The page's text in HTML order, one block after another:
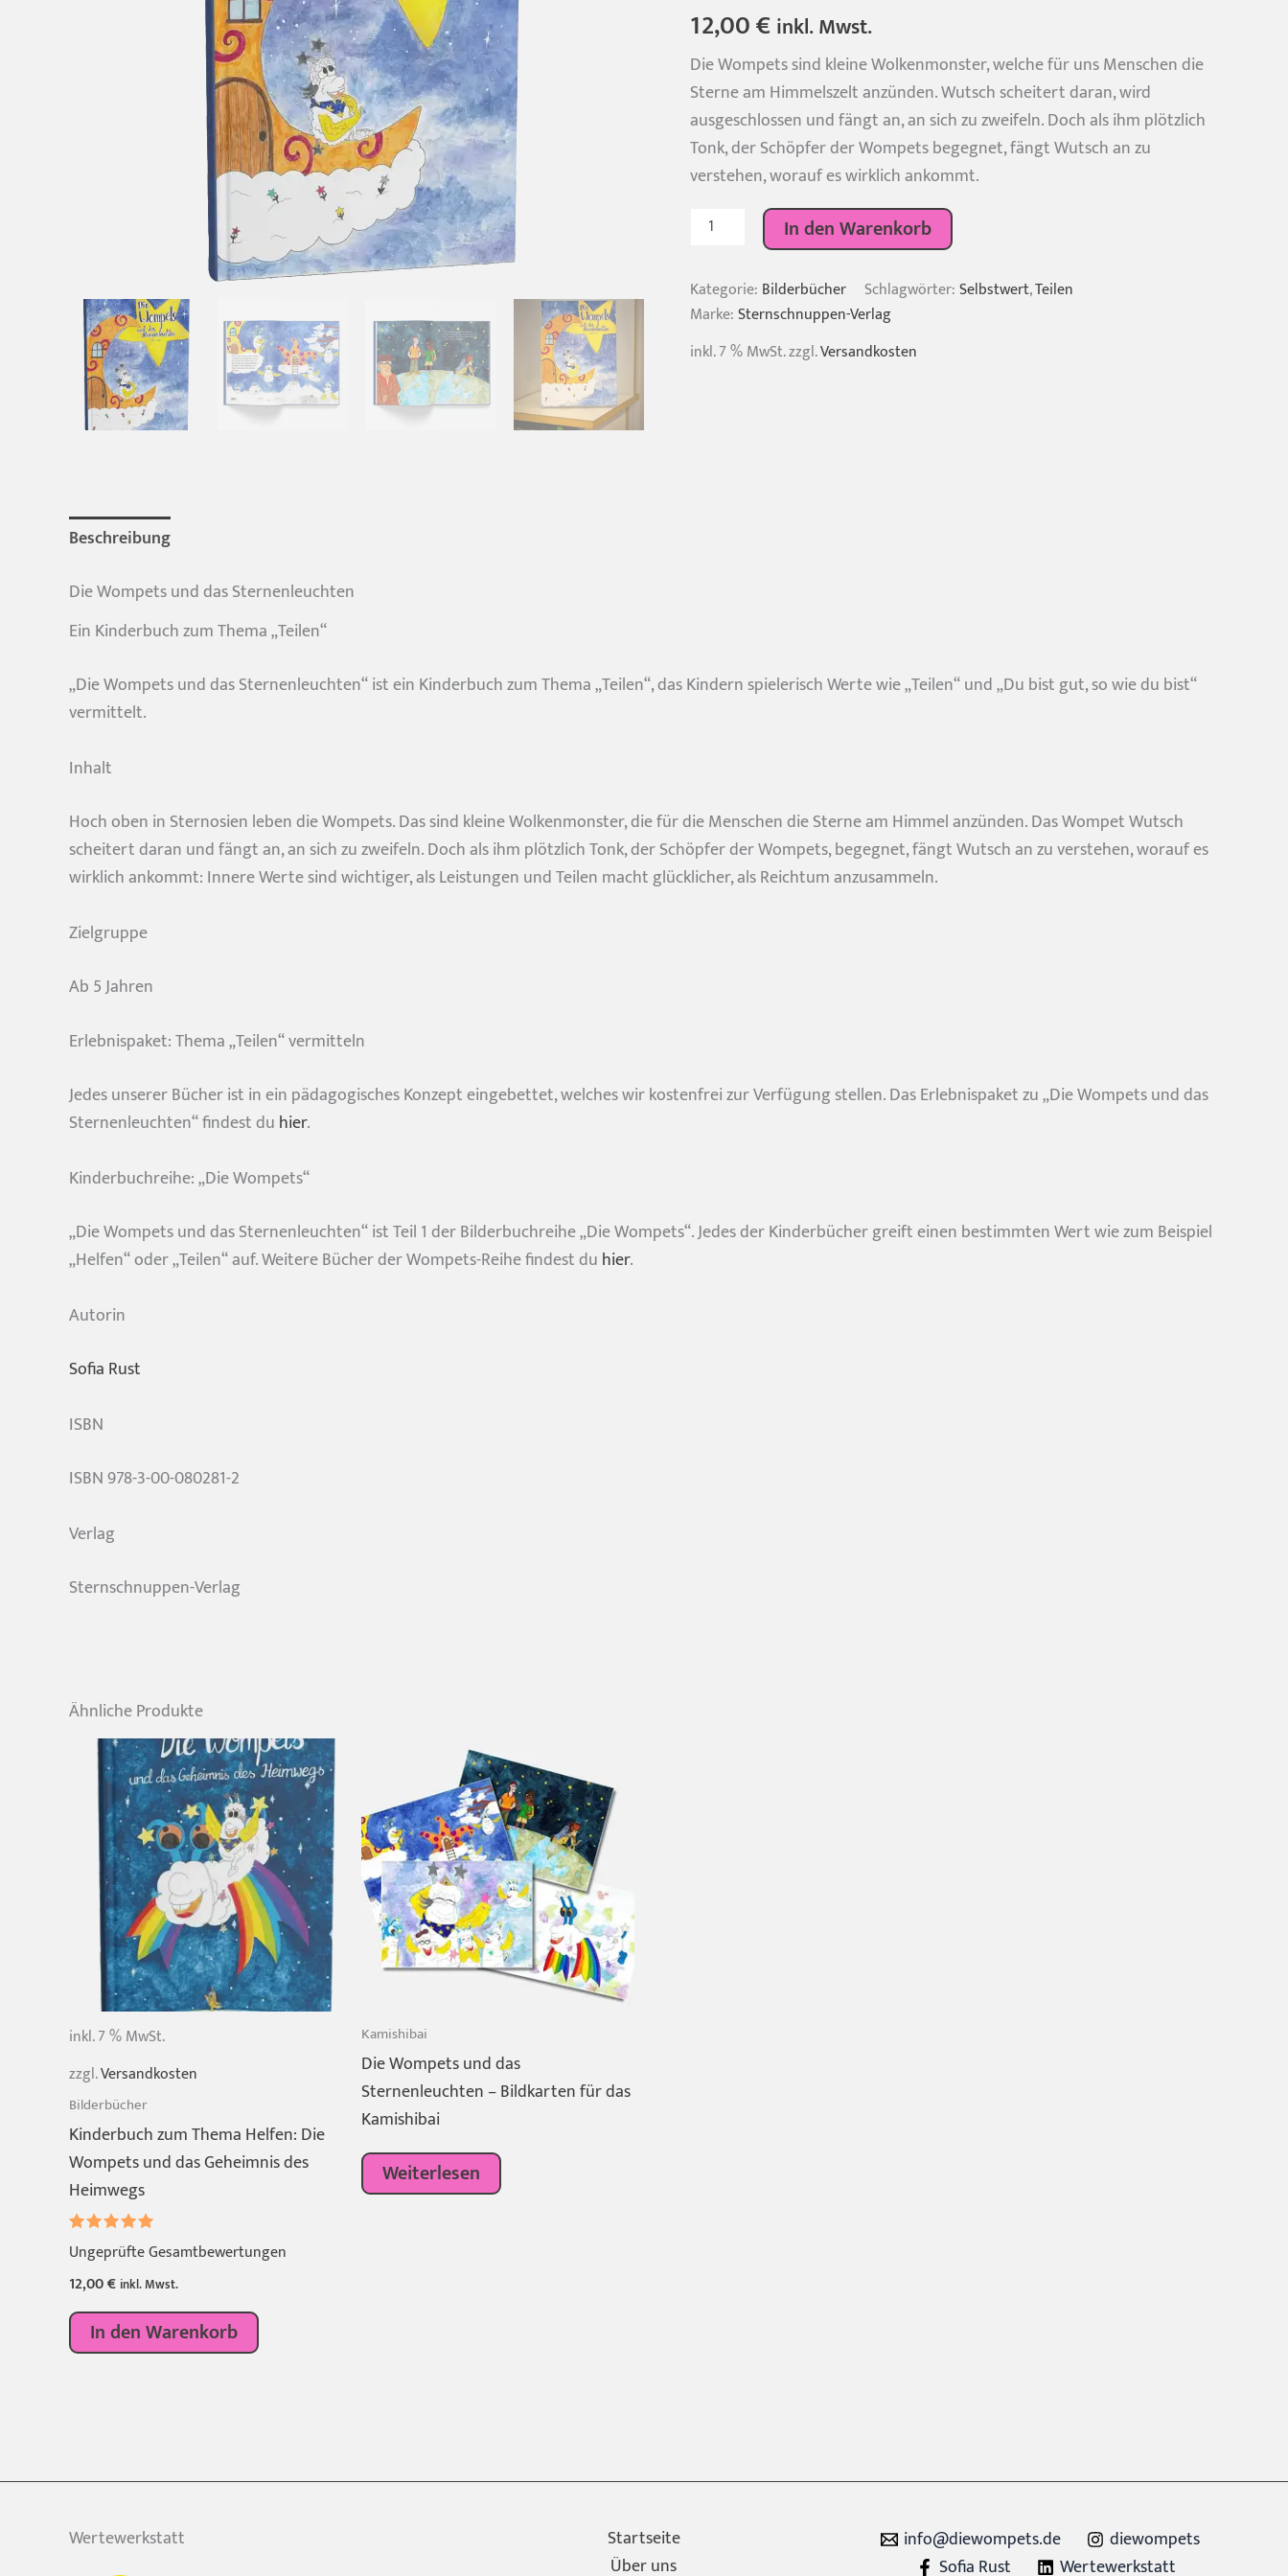
mit5.00
von 5,
basierend
auf
Kundenbewertungen
12,00€ inkl. Mwst.
Die Wompets sind kleine Wolkenmonster, welche für uns Menschen die
Sterne am Himmelszelt anzünden. Wutsch scheitert daran, wird
ausgeschlossen und fängt an, an sich zu zweifeln. Doch als ihm plötzlich
Tonk, der Schöpfer der Wompets begegnet, fängt Wutsch an zu
verstehen, worauf es wirklich ankommt.
Kinderbuch
zum
Die
Wompets
das
In den Warenkorb
Kategorie: Bilderbücher Schlagwörter:Selbstwert,Teilen
Marke:Sternschnuppen-Verlag
inkl. 7 % MwSt.zzgl.Versandkosten
Beschreibung
Die Wompets und das Sternenleuchten
Ein Kinderbuch zum Thema „Teilen“
„Die Wompets und das Sternenleuchten“ ist ein Kinderbuch zum Thema „Teilen“, das Kindern spielerisch Werte wie „Teilen“ und „Du bist gut, so wie du bist“
vermittelt.
Inhalt
Hoch oben in Sternosien leben die Wompets. Das sind kleine Wolkenmonster, die für die Menschen die Sterne am Himmel anzünden. Das Wompet Wutsch
scheitert daran und fängt an, an sich zu zweifeln. Doch als ihm plötzlich Tonk, der Schöpfer der Wompets, begegnet, fängt Wutsch an zu verstehen, worauf es
wirklich ankommt: Innere Werte sind wichtiger, als Leistungen und Teilen macht glücklicher, als Reichtum anzusammeln.
Zielgruppe
Ab 5 Jahren
Erlebnispaket: Thema „Teilen“ vermitteln
Jedes unserer Bücher ist in ein pädagogisches Konzept eingebettet, welches wir kostenfrei zur Verfügung stellen. Das Erlebnispaket zu „Die Wompets und das
Sternenleuchten“ findest du hier.
Kinderbuchreihe: „Die Wompets“
„Die Wompets und das Sternenleuchten“ ist Teil 1 der Bilderbuchreihe „Die Wompets“. Jedes der Kinderbücher greift einen bestimmten Wert wie zum Beispiel
„Helfen“ oder „Teilen“ auf. Weitere Bücher der Wompets-Reihe findest du hier.
Autorin
Sofia Rust
ISBN
ISBN 978-3-00-080281-2
Verlag
Sternschnuppen-Verlag
©Lia Schrull
Du willst Kinder stark machen?
Dann bleibe mit uns in Verbindung!
Ähnliche Produkte
inkl. 7 % MwSt.
zzgl.Versandkosten
Bilderbücher
Kinderbuch zum Thema Helfen: Die
Wompets und das Geheimnis des
Heimwegs
Bewertet
mit
von 5
Ungeprüfte Gesamtbewertungen
12,00€ inkl. Mwst.
In den Warenkorb
Kamishibai
Die Wompets und das
Sternenleuchten – Bildkarten für das
Kamishibai
Weiterlesen
Wertewerkstatt
Startseite
Über uns
info@diewompets.de
diewompets
Sofia Rust
Wertewerkstatt